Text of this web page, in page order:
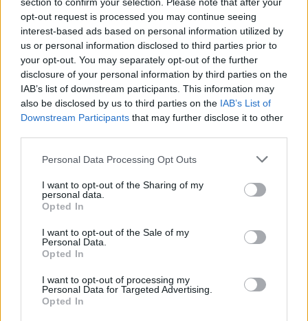
opt-out request is processed you may continue seeing
interest-based ads based on personal information utilized by
us or personal information disclosed to third parties prior to
your opt-out. You may separately opt-out of the further
disclosure of your personal information by third parties on the
IAB’s list of downstream participants. This information may
also be disclosed by us to third parties on the IAB’s List of
Downstream Participants that may further disclose it to other
Personal Data Processing Opt Outs
I want to opt-out of the Sharing of my
personal data.
Opted In
I want to opt-out of the Sale of my
Personal Data.
Opted In
I want to opt-out of processing my
Personal Data for Targeted Advertising.
Opted In
Λάρισα: Οι έρευνες σε
συγκεκριμένο σημείο
Νέα δεδομένα παρουσιάστηκαν το μεσημέρι